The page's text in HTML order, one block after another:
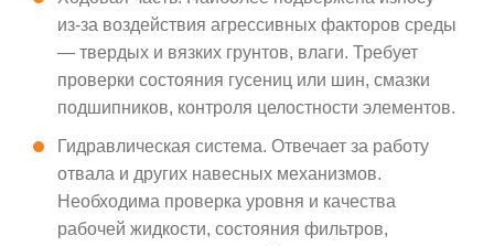
из-за воздействия агрессивных факторов среды
— твердых и вязких грунтов, влаги. Требует
проверки состояния гусениц или шин, смазки
подшипников, контроля целостности элементов.
Гидравлическая система. Отвечает за работу
отвала и других навесных механизмов.
Необходима проверка уровня и качества
рабочей жидкости, состояния фильтров,